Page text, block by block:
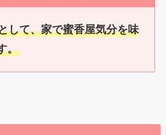
して、家で蜜香屋気分を味
。